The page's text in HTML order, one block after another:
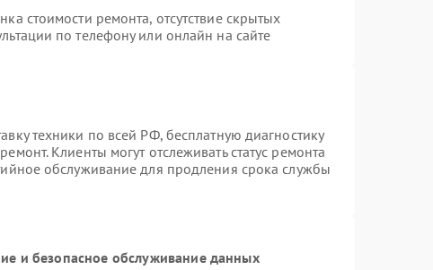
стоимости ремонта, отсутствие скрытых
по телефону или онлайн на сайте
техники по всей РФ, бесплатную диагностику
Клиенты могут отслеживать статус ремонта
обслуживание для продления срока службы
и безопасное обслуживание данных